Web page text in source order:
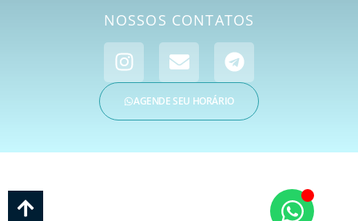
NOSSOS CONTATOS
AGENDE SEU HORÁRIO
E PSICOLOGIA | CNPJ: 35.018.038/0001-76 | © Todos os Direitos Reservados